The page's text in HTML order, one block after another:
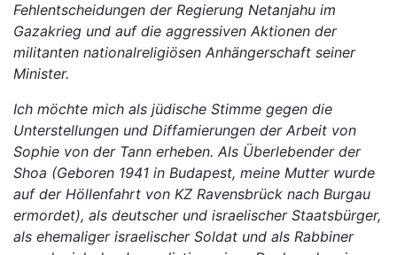
Fehlentscheidungen der Regierung Netanjahu im
Gazakrieg und auf die aggressiven Aktionen der
militanten nationalreligiösen Anhängerschaft seiner
Minister.
Ich möchte mich als jüdische Stimme gegen die
Unterstellungen und Diffamierungen der Arbeit von
Sophie von der Tann erheben. Als Überlebender der
Shoa (Geboren 1941 in Budapest, meine Mutter wurde
auf der Höllenfahrt von KZ Ravensbrück nach Burgau
ermordet), als deutscher und israelischer Staatsbürger,
als ehemaliger israelischer Soldat und als Rabbiner